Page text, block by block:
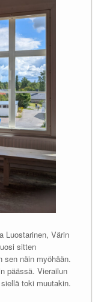
Luostarinen, Värin
sitten
sen näin myöhään.
päässä. Vierailun
toki muutakin.